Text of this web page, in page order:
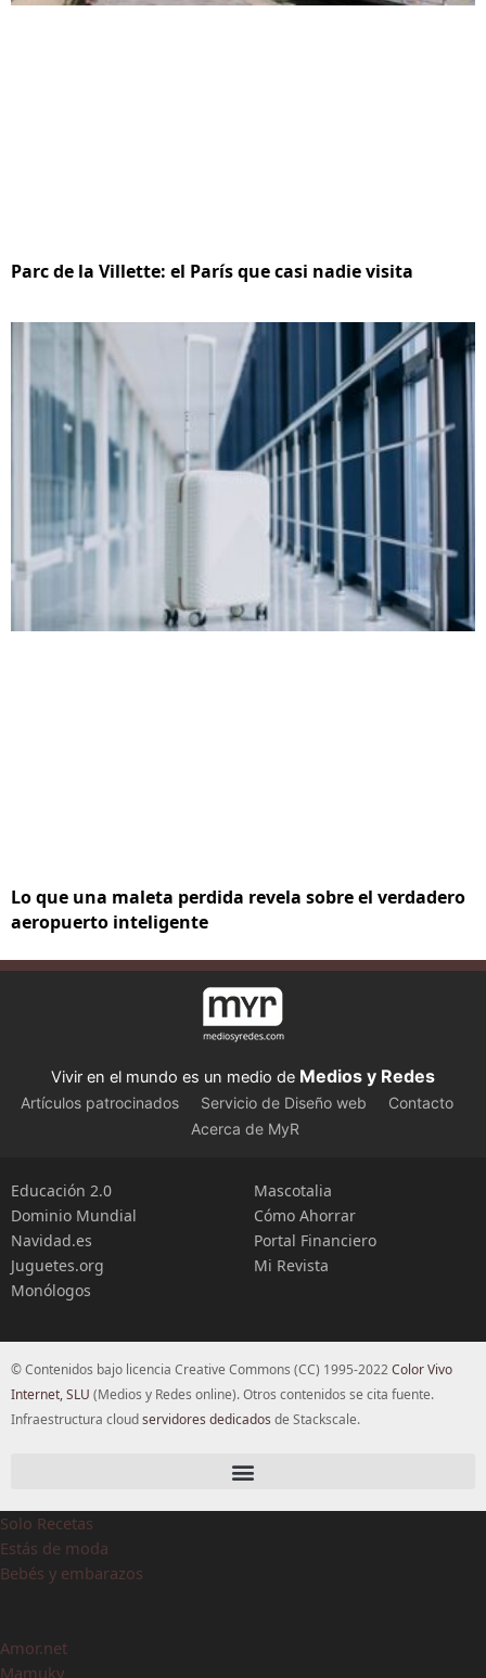
Parc de la Villette: el París que casi nadie visita
Lo que una maleta perdida revela sobre el verdadero
aeropuerto inteligente
Vivir en el mundo es un medio de Medios y Redes
Artículos patrocinados Servicio de Diseño web
Contacto
Acerca de MyR
Educación 2.0
Dominio Mundial
Navidad.es
Juguetes.org
Monólogos
Mascotalia
Cómo Ahorrar
Portal Financiero
Mi Revista
© Contenidos bajo licencia Creative Commons (CC) 1995-2022Color Vivo
Internet, SLU (Medios y Redes online). Otros contenidos se cita fuente.
Infraestructura cloudservidores dedicados de Stackscale.
Solo Recetas
Estás de moda
Bebés y embarazos
Amor.net
Mamuky